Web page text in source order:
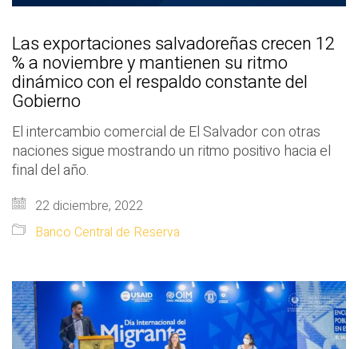
Las exportaciones salvadoreñas crecen 12
% a noviembre y mantienen su ritmo
dinámico con el respaldo constante del
Gobierno
El intercambio comercial de El Salvador con otras
naciones sigue mostrando un ritmo positivo hacia el
final del año.
22 diciembre, 2022
Banco Central de Reserva